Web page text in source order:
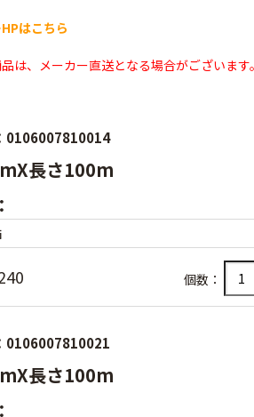
さ
農ビ透明 厚さ
￥18,120
はこちら
は、メーカー直送となる場合がございます。
0106007810014
長さ100m
個数：
0106007810021
長さ100m